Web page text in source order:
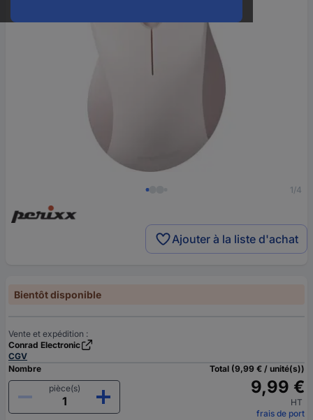
1/4
Ajouter à la liste d'achat
Bientôt disponible
Vente et expédition :
Conrad Electronic
CGV
Nombre
pièce(s)
Total (9,99 € / unité(s))
9,99 €
HT
frais de port